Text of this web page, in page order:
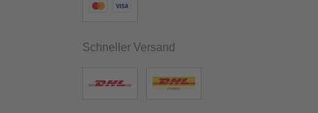
Schneller Versand